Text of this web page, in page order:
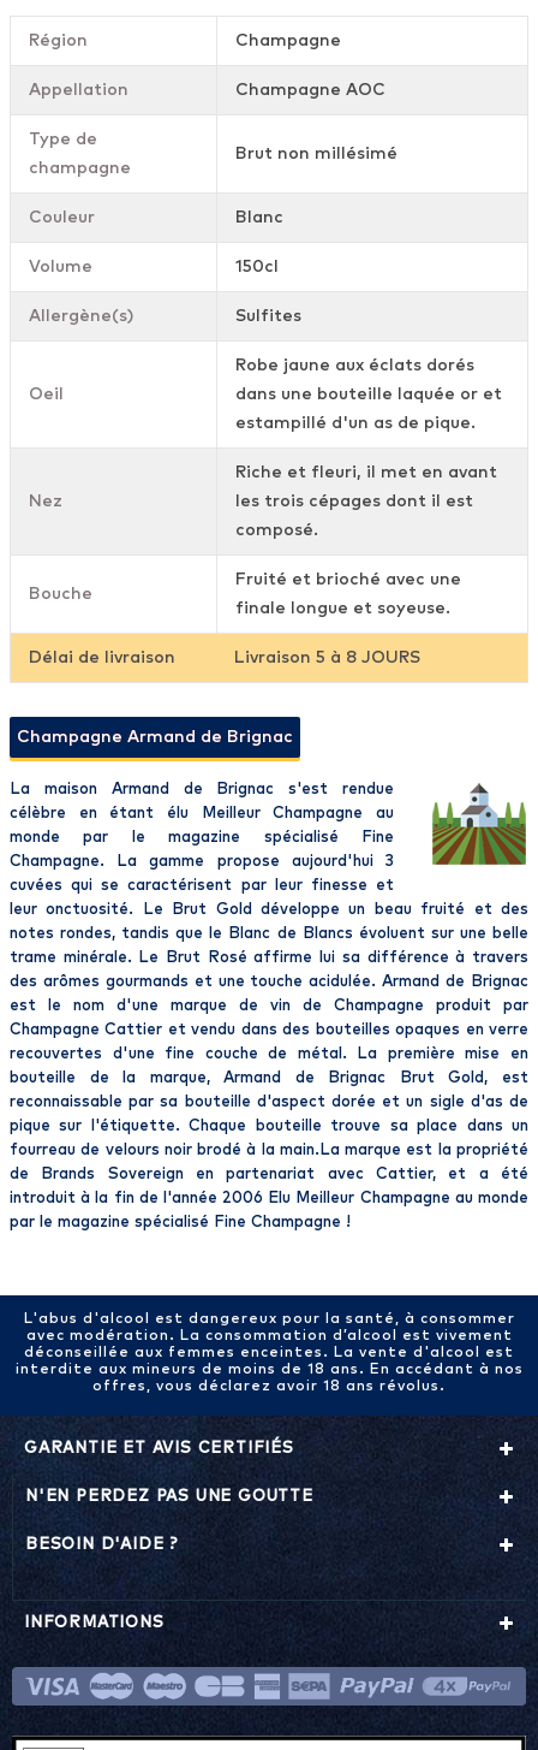
Région Champagne
Appellation Champagne AOC
Type de
champagne
Brut non millésimé
Couleur Blanc
Volume 150cl
Allergène(s) Sulfites
Oeil
Robe jaune aux éclats dorés
dans une bouteille laquée or et
estampillé d'un as de pique.
Nez
Riche et fleuri, il met en avant
les trois cépages dont il est
composé.
Bouche
Fruité et brioché avec une
finale longue et soyeuse.
Délai de livraison Livraison 5 à 8 JOURS
Champagne Armand de Brignac
La maison Armand de Brignac s'est rendue
célèbre en étant élu Meilleur Champagne au
monde par le magazine spécialisé Fine
Champagne. La gamme propose aujourd'hui 3
cuvées qui se caractérisent par leur finesse et
leur onctuosité. Le Brut Gold développe un beau fruité et des
notes rondes, tandis que le Blanc de Blancs évoluent sur une belle
trame minérale. Le Brut Rosé affirme lui sa différence à travers
des arômes gourmands et une touche acidulée. Armand de Brignac
est le nom d'une marque de vin de Champagne produit par
Champagne Cattier et vendu dans des bouteilles opaques en verre
recouvertes d'une fine couche de métal. La première mise en
bouteille de la marque, Armand de Brignac Brut Gold, est
reconnaissable par sa bouteille d'aspect dorée et un sigle d'as de
pique sur l'étiquette. Chaque bouteille trouve sa place dans un
fourreau de velours noir brodé à la main.La marque est la propriété
de Brands Sovereign en partenariat avec Cattier, et a été
introduit à la fin de l'année 2006 Elu Meilleur Champagne au monde
par le magazine spécialisé Fine Champagne !
L'abus d'alcool est dangereux pour la santé, à consommer
avec modération. La consommation d’alcool est vivement
déconseillée aux femmes enceintes. La vente d'alcool est
interdite aux mineurs de moins de 18 ans. En accédant à nos
offres, vous déclarez avoir 18 ans révolus.
GARANTIE ET AVIS CERTIFIÉS
N'EN PERDEZ PAS UNE GOUTTE
BESOIN D'AIDE ?
INFORMATIONS